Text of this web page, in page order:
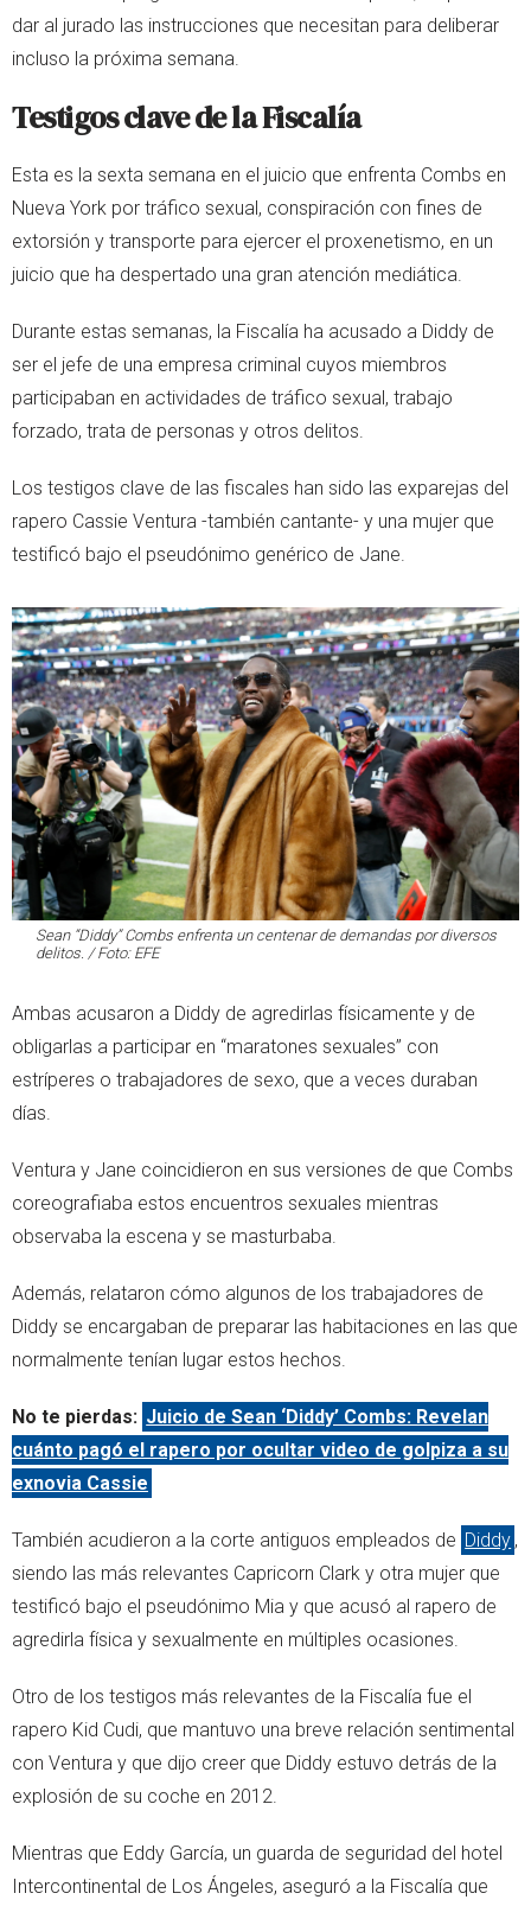
dar al jurado las instrucciones que necesitan para deliberar
incluso la próxima semana.
Testigos clave de la Fiscalía
Esta es la sexta semana en el juicio que enfrenta Combs en
Nueva York por tráfico sexual, conspiración con fines de
extorsión y transporte para ejercer el proxenetismo, en un
juicio que ha despertado una gran atención mediática.
Durante estas semanas, la Fiscalía ha acusado a Diddy de
ser el jefe de una empresa criminal cuyos miembros
participaban en actividades de tráfico sexual, trabajo
forzado, trata de personas y otros delitos.
Los testigos clave de las fiscales han sido las exparejas del
rapero Cassie Ventura -también cantante- y una mujer que
testificó bajo el pseudónimo genérico de Jane.
Sean “Diddy” Combs enfrenta un centenar de demandas por diversos
delitos. / Foto: EFE
Ambas acusaron a Diddy de agredirlas físicamente y de
obligarlas a participar en “maratones sexuales” con
estríperes o trabajadores de sexo, que a veces duraban
días.
Ventura y Jane coincidieron en sus versiones de que Combs
coreografiaba estos encuentros sexuales mientras
observaba la escena y se masturbaba.
Además, relataron cómo algunos de los trabajadores de
Diddy se encargaban de preparar las habitaciones en las que
normalmente tenían lugar estos hechos.
No te pierdas: Juicio de Sean ‘Diddy’ Combs: Revelan
cuánto pagó el rapero por ocultar video de golpiza a su
exnovia Cassie
También acudieron a la corte antiguos empleados de Diddy ,
siendo las más relevantes Capricorn Clark y otra mujer que
testificó bajo el pseudónimo Mia y que acusó al rapero de
agredirla física y sexualmente en múltiples ocasiones.
Otro de los testigos más relevantes de la Fiscalía fue el
rapero Kid Cudi, que mantuvo una breve relación sentimental
con Ventura y que dijo creer que Diddy estuvo detrás de la
explosión de su coche en 2012.
Mientras que Eddy García, un guarda de seguridad del hotel
Intercontinental de Los Ángeles, aseguró a la Fiscalía que